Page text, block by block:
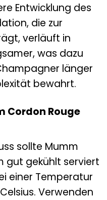
Entwicklung des
die zur
verläuft in
was dazu
länger
bewahrt.
Cordon Rouge
sollte Mumm
gut gekühlt serviert
einer Temperatur
Verwenden